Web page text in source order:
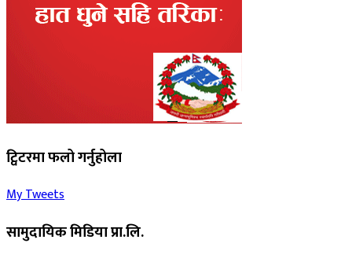
ट्विटरमा फलो गर्नुहोला
My Tweets
सामुदायिक मिडिया प्रा.लि.